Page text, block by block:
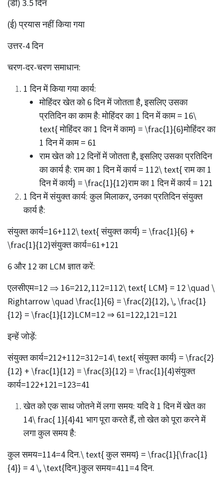
(डी) 3.5 दिन
(ई) प्रयास नहीं किया गया
उत्तर-4 दिन
चरण-दर-चरण समाधान:
1 दिन में किया गया कार्य:
मोहिंदर खेत को 6 दिन में जोतता है, इसलिए उसका
प्रतिदिन का काम है: मोहिंदर का 1 दिन में काम = 16\
text{ मोहिंदर का 1 दिन में काम} = \frac{1}{6}मोहिंदर का
1 दिन में काम = 61
राम खेत को 12 दिनों में जोतता है, इसलिए उसका प्रतिदिन
का कार्य है: राम का 1 दिन में कार्य = 112\ text{ राम का 1
दिन में कार्य} = \frac{1}{12}राम का 1 दिन में कार्य = 121
1 दिन में संयुक्त कार्य: कुल मिलाकर, उनका प्रतिदिन संयुक्त
कार्य है:
संयुक्त कार्य=16+112\ text{ संयुक्त कार्य} = \frac{1}{6} +
\frac{1}{12}संयुक्त कार्य=61​+121
6 और 12 का LCM ज्ञात करें:
एलसीएम=12 ⇒ 16=212, 112=112\ text{ LCM} = 12 \quad \
Rightarrow \quad \frac{1}{6} = \frac{2}{12}, \, \frac{1}
{12} = \frac{1}{12}LCM=12 ⇒ 61​=122​,121​=121
इन्हें जोड़ें:
संयुक्त कार्य=212+112=312=14\ text{ संयुक्त कार्य} = \frac{2}
{12} + \frac{1}{12} = \frac{3}{12} = \frac{1}{4}संयुक्त
कार्य=122​+121​=123​=41
खेत को एक साथ जोतने में लगा समय: यदि वे 1 दिन में खेत का
14\ frac{ 1}{4}41​ भाग पूरा करते हैं, तो खेत को पूरा करने में
लगा कुल समय है:
कुल समय=114=4 दिन.\ text{ कुल समय} = \frac{1}{\frac{1}
{4}} = 4 \, \text{दिन.}कुल समय=41​1​=4 दिन.